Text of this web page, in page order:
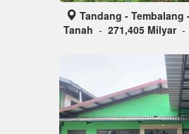
Tandang - Tembalang
Tanah - 271,405 Milyar -